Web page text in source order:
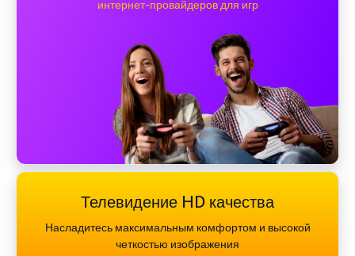
интернет-провайдеров для игр
Телевидение HD качества
Насладитесь максимальным комфортом и высокой
четкостью изображения